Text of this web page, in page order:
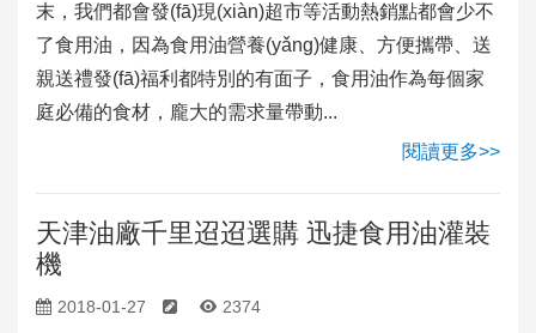
末，我們都會發(fā)現(xiàn)超市等活動熱銷點都會少不
了食用油，因為食用油營養(yǎng)健康、方便攜帶、送
親送禮發(fā)福利都特別的有面子，食用油作為每個家
庭必備的食材，龐大的需求量帶動...
閱讀更多>>
天津油廠千里迢迢選購 迅捷食用油灌裝
機
2018-01-27 2374